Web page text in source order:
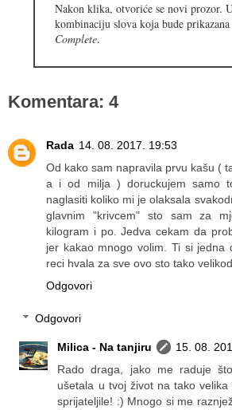
Nakon klika, otvoriće se novi prozor.
kombinaciju slova koja bude
Complete.
Komentara: 4
Rada 14. 08. 2017. 19:53
Od kako sam napravila prvu kašu (
a i od milja ) doruckujem samo
naglasiti koliko mi je olaksala
glavnim "krivcem" sto sam za
kilogram i po. Jedva cekam da
jer kakao mnogo volim. Ti si jedna
reci hvala za sve ovo sto tako
Odgovori
Odgovori
Milica - Na tanjiru
15. 08.
Rado draga, jako me raduje
ušetala u tvoj život na tako
sprijateljile! :) Mnogo si me